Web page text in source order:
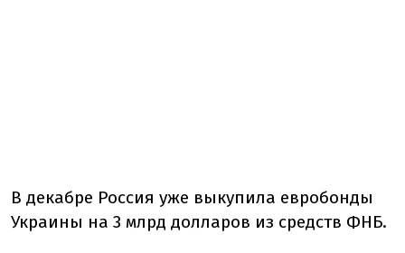
В декабре Россия уже выкупила евробонды
Украины на 3 млрд долларов из средств ФНБ.